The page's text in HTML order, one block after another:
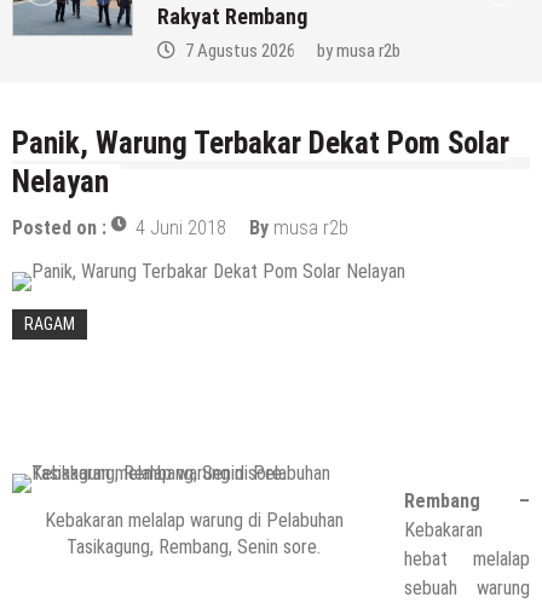
Rakyat Rembang
7 Agustus 2026 bymusa r2b
Panik, Warung Terbakar Dekat Pom Solar
Nelayan
Posted on : 4 Juni 2018 By musa r2b
RAGAM
Kebakaran melalap warung di Pelabuhan
Tasikagung, Rembang, Senin sore.
Rembang –
Kebakaran
hebat melalap
sebuah warung